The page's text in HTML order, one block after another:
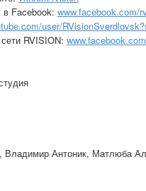
Facebook: www.facebook.com/
user/
RVISION:
Владимир Антоник, Матлюба